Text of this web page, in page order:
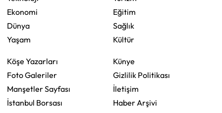
Ekonomi
Dünya
Yaşam
Eğitim
Sağlık
Kültür
Köşe Yazarları
Foto Galeriler
Manşetler Sayfası
İstanbul Borsası
Künye
Gizlilik Politikası
İletişim
Haber Arşivi